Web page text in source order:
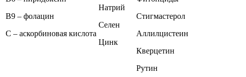
В9 – фолацин
С – аскорбиновая кислота
Натрий
Селен
Цинк
Стигмастерол
Аллилцистеин
Кверцетин
Рутин